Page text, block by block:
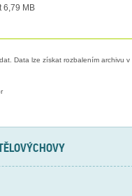
6,79 MB
Data lze získat rozbalením archivu